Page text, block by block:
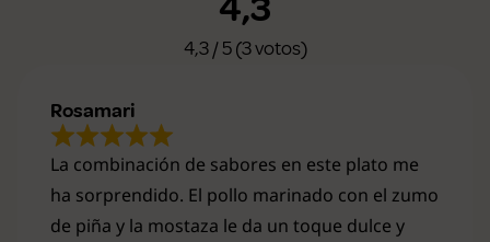
4,3 / 5 (3 votos)
La combinación de sabores en este plato me
ha sorprendido. El pollo marinado con el zumo
de piña y la mostaza le da un toque dulce y
Rosamari